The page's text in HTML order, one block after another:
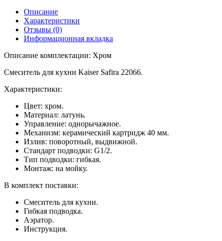
Описание
Характеристики
Отзывы (0)
Информационная вкладка
Описание комплектации: Хром
Смеситель для кухни Kaiser Safira 22066.
Характеристики:
Цвет: хром.
Материал: латунь.
Управление: однорычажное.
Механизм: керамический картридж 40 мм.
Излив: поворотный, выдвижной.
Стандарт подводки: G1/2.
Тип подводки: гибкая.
Монтаж: на мойку.
В комплект поставки:
Смеситель для кухни.
Гибкая подводка.
Аэратор.
Инструкция.